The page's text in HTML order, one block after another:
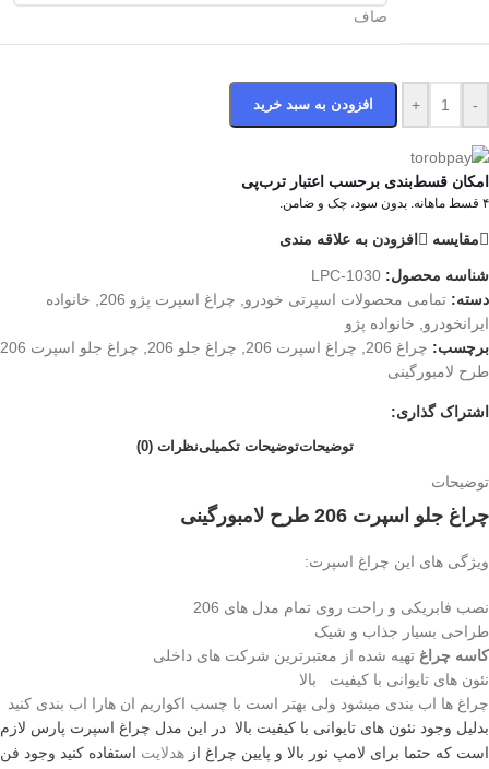
صاف
-
+ افزودن به سبد خرید
امکان قسط‌بندی برحسب اعتبار ترب‌پی
۴ قسط ماهانه. بدون سود، چک و ضامن.
مقایسه افزودن به علاقه مندی
شناسه محصول: LPC-1030
دسته: تمامی محصولات اسپرتی خودرو, چراغ اسپرت پژو 206 , خانواده
ایرانخودرو, خانواده پژو
برچسب: چراغ 206 , چراغ اسپرت 206 , چراغ جلو 206 ,
چراغ جلو اسپرت 206
طرح لامبورگینی
اشتراک گذاری:
توضیحاتتوضیحات تکمیلینظرات (0)
توضیحات
چراغ جلو اسپرت 206 طرح لامبورگینی
ویژگی های این چراغ اسپرت:
نصب فابریکی و راحت روی تمام مدل های 206
طراحی بسیار جذاب و شیک
کاسه چراغ تهیه شده از معتبرترین شرکت های داخلی
نئون های تایوانی با کیفیت بالا
چراغ ها اب بندی میشود ولی بهتر است با چسب اکواریم ان هارا اب بندی کنید
بدلیل وجود نئون های تایوانی با کیفیت بالا در این مدل چراغ اسپرت پارس لازم
است که حتما برای لامپ نور بالا و پایین چراغ از هدلایت استفاده کنید وجود فن